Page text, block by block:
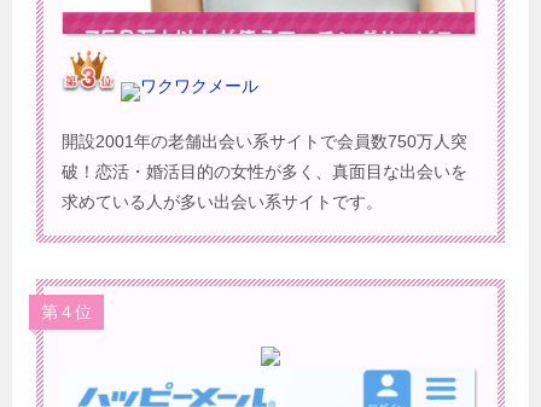
ワクワクメール
開設2001年の老舗出会い系サイトで会員数750万人突
破！恋活・婚活目的の女性が多く、真面目な出会いを
求めている人が多い出会い系サイトです。
第４位